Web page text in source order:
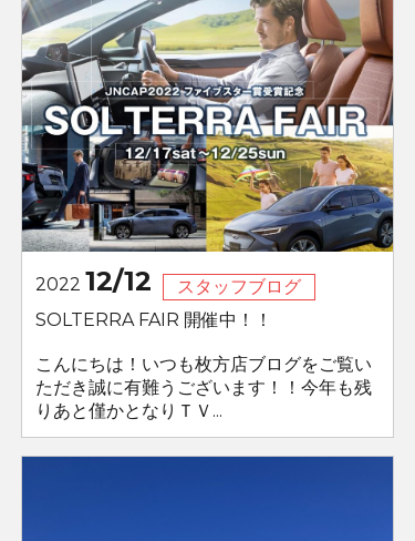
2022 12/12
スタッフブログ
SOLTERRA FAIR 開催中！！
こんにちは！いつも枚方店ブログをご覧い
ただき誠に有難うございます！！今年も残
りあと僅かとなりＴＶ...